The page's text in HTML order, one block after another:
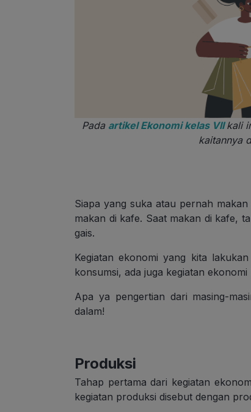
Pada artikel Ekonomi kelas VII kali
kaitannya
Siapa yang suka atau pernah
makan di kafe. Saat makan di kafe,
gais.
Kegiatan ekonomi yang kita
konsumsi, ada juga kegiatan
Apa ya pengertian dari masing-
dalam!
Produksi
Tahap pertama dari kegiatan
kegiatan produksi disebut dengan